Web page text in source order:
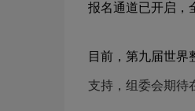
报名通道已开启，
目前，第九届世界
支持，组委会期待